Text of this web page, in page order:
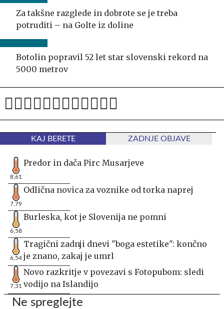
Za takšne razglede in dobrote se je treba
potruditi – na Golte iz doline
Botolin popravil 52 let star slovenski rekord na
5000 metrov
KAJ BERETE ZADNJE OBJAVE
8,61
Predor in dača Pirc Musarjeve
7,79
Odlična novica za voznike od torka naprej
6,58
Burleska, kot je Slovenija ne pomni
6,54
Tragični zadnji dnevi "boga estetike": končno
je znano, zakaj je umrl
7,31
Novo razkritje v povezavi s Fotopubom: sledi
vodijo na Islandijo
Ne spreglejte